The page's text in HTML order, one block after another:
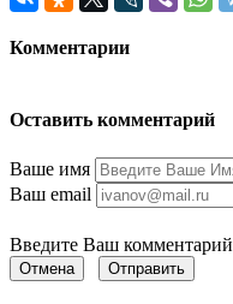
Комментарии
Оставить комментарий
Ваше имя
Ваш email
Введите Ваш комментарий
Отмена Отправить